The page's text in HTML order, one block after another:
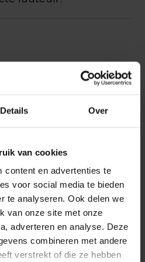
Details Over
van cookies
content en advertenties te
voor social media te bieden
te analyseren. Ook delen we
van onze site met onze
adverteren en analyse. Deze
combineren met andere
verstrekt of die ze hebben
het
een
hier